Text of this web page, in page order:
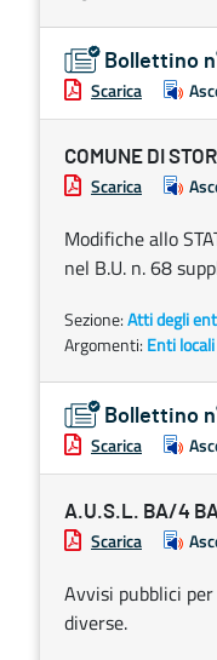
Bollettino
Scarica
COMUNE DI
Scarica
Modifiche allo
nel B.U. n. 68
Sezione:Atti degli
Argomenti: Enti
Bollettino
Scarica
A.U.S.L. BA/4
Scarica
Avvisi pubblici
diverse.